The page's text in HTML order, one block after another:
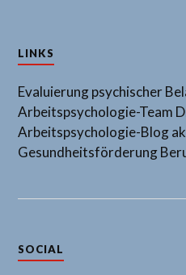
LINKS
Evaluierung psychischer
Arbeitspsychologie-Team
Arbeitspsychologie-Blog
Gesundheitsförderung
SOCIAL